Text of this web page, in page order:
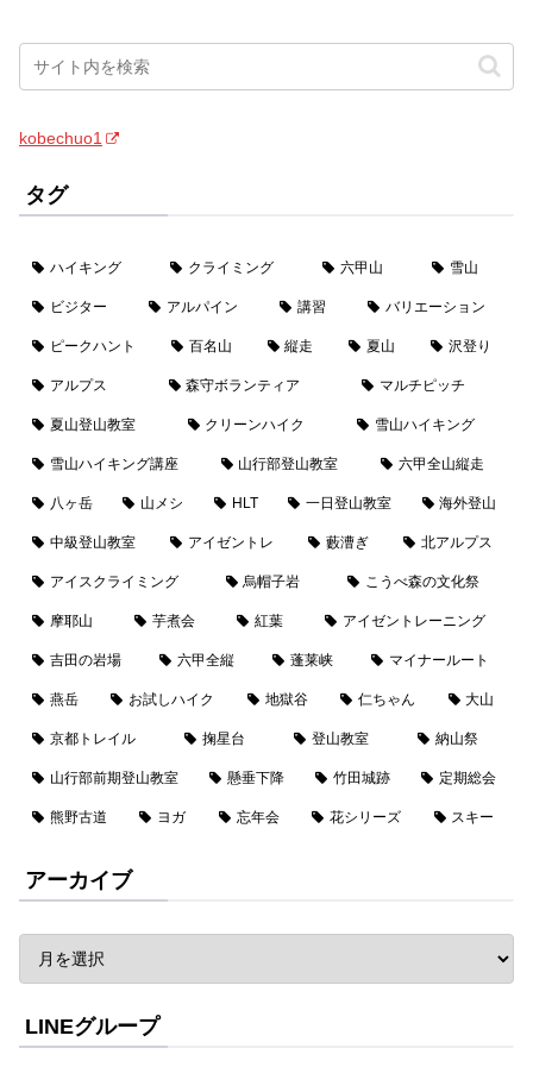
kobechuo1
タグ
ハイキング クライミング 六甲山 雪山
ビジター アルパイン 講習 バリエーション
ピークハント 百名山 縦走 夏山 沢登り
アルプス 森守ボランティア マルチピッチ
夏山登山教室 クリーンハイク 雪山ハイキング
雪山ハイキング講座 山行部登山教室 六甲全山縦走
八ヶ岳 山メシ HLT 一日登山教室 海外登山
中級登山教室 アイゼントレ 藪漕ぎ 北アルプス
アイスクライミング 烏帽子岩 こうべ森の文化祭
摩耶山 芋煮会 紅葉 アイゼントレーニング
吉田の岩場 六甲全縦 蓬莱峡 マイナールート
燕岳 お試しハイク 地獄谷 仁ちゃん 大山
京都トレイル 掬星台 登山教室 納山祭
山行部前期登山教室 懸垂下降 竹田城跡 定期総会
熊野古道 ヨガ 忘年会 花シリーズ スキー
アーカイブ
LINEグループ